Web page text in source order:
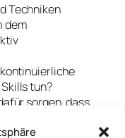
Techniken
dem
tun?
sorgen, dass
ist?